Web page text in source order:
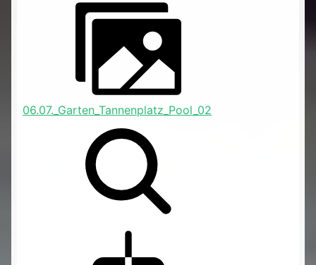
06.07._Garten_Tannenplatz_Pool_02